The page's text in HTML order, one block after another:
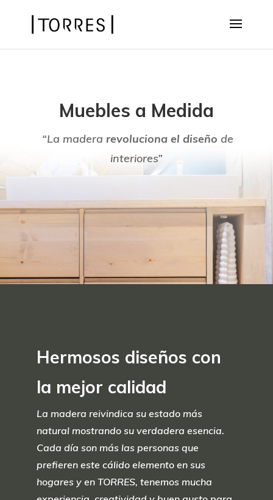
Muebles a Medida
“La madera revoluciona el diseño de
interiores”
Hermosos diseños con
la mejor calidad
La madera reivindica su estado más
natural mostrando su verdadera esencia.
Cada día son más las personas que
prefieren este cálido elemento en sus
hogares y en TORRES, tenemos mucha